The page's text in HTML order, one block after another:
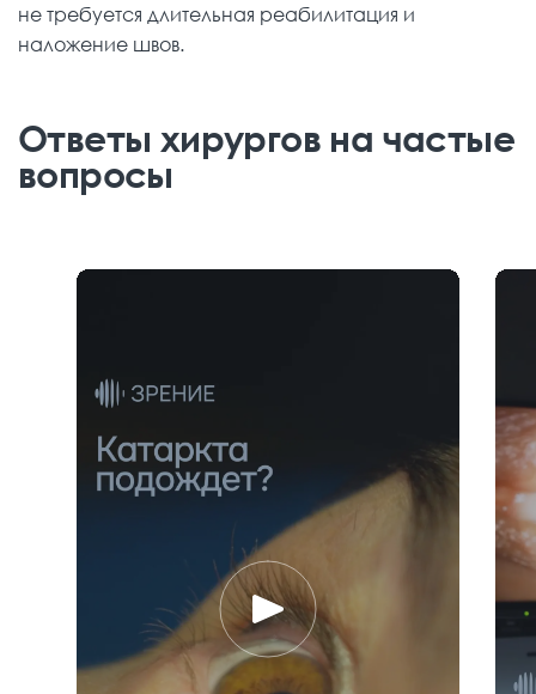
не требуется длительная реабилитация и
наложение швов.
Ответы хирургов на частые
вопросы